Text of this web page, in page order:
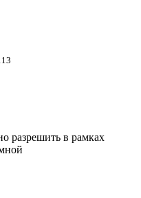
разрешить в рамках